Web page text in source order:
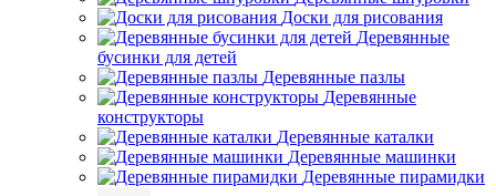
Доски для рисования
Деревянные
бусинки для детей
Деревянные пазлы
Деревянные
конструкторы
Деревянные каталки
Деревянные машинки
Деревянные пирамидки